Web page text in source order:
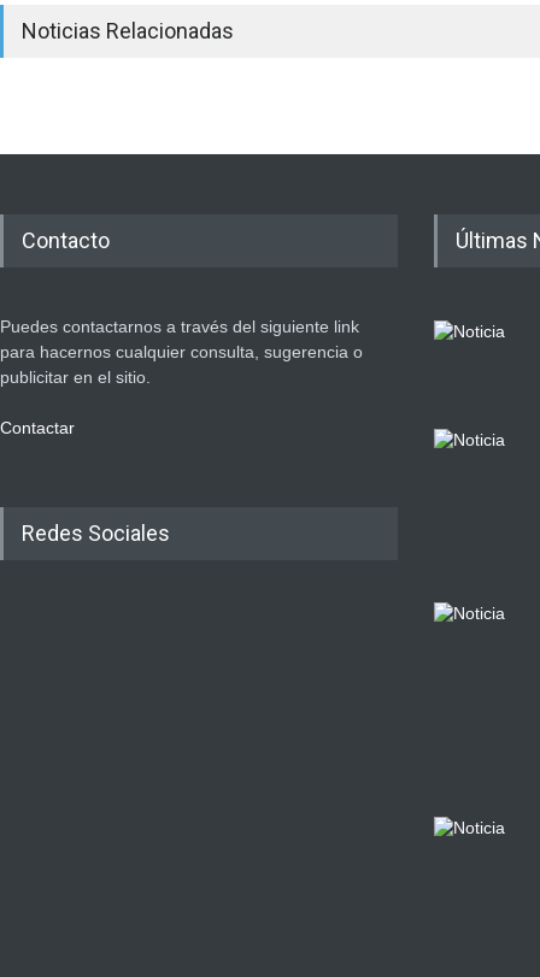
Noticias Relacionadas
Contacto
Puedes contactarnos a través del siguiente link
para hacernos cualquier consulta, sugerencia o
publicitar en el sitio.
Contactar
Redes Sociales
Últimas